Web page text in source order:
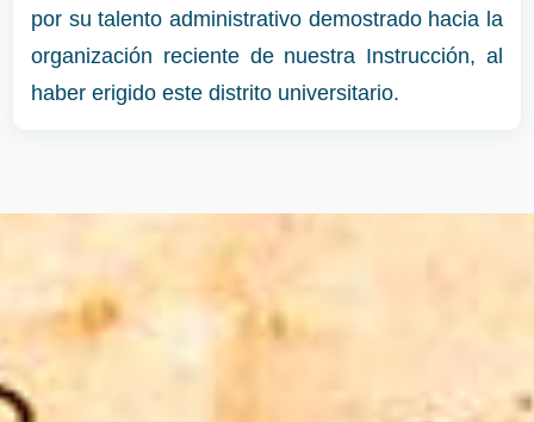
por su talento administrativo demostrado hacia la
organización reciente de nuestra Instrucción, al
haber erigido este distrito universitario.